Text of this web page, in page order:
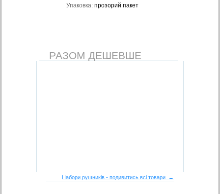
Упаковка: прозорий пакет
РАЗОМ ДЕШЕВШЕ
Набори рушників - подивитись всі товари →